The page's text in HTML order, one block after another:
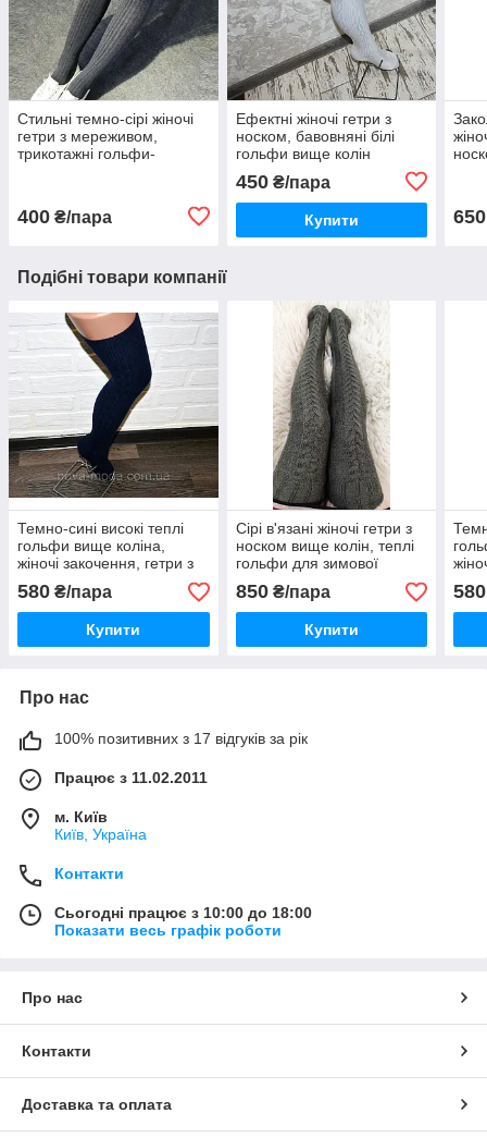
Стильні темно-сірі жіночі
гетри з мереживом,
трикотажні гольфи-
400 ₴/пара
Ефектні жіночі гетри з
носком, бавовняні білі
гольфи вище колін
450₴/пара
Купити 650
Подібні товари компанії
Темно-сині високі теплі
гольфи вище коліна,
жіночі закочення, гетри з
носком, Туреччина
580 ₴/пара
Купити
Сірі в'язані жіночі гетри з
носком вище колін, теплі
гольфи для зимової
фотосесії
850₴/пара
Купити
580
Про нас
100% позитивних з 17 відгуків за рік
Працює з 11.02.2011
м. Київ
Київ, Україна
Контакти
Сьогодні працює з 10:00 до 18:00
Показати весь графік роботи
Про нас
Контакти
Доставка та оплата